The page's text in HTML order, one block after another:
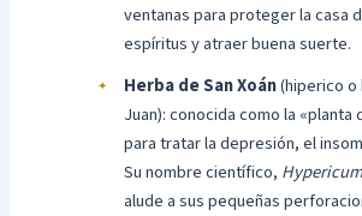
ventanas para proteger la casa
espíritus y atraer buena suerte.
Herba de San Xoán(hiperico o
Juan): conocida como la «planta
para tratar la depresión, el
Su nombre científico,
alude a sus pequeñas